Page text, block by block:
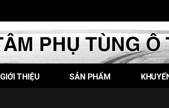
GIỚI THIỆU SẢN PHẨM